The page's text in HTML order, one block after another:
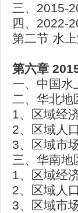
三、2015-
四、2022-
第二节 水
第六章
一、中国水
二、华北地
1、区域经
2、区域人
3、区域市
三、华南地
1、区域经
2、区域人
3、区域市